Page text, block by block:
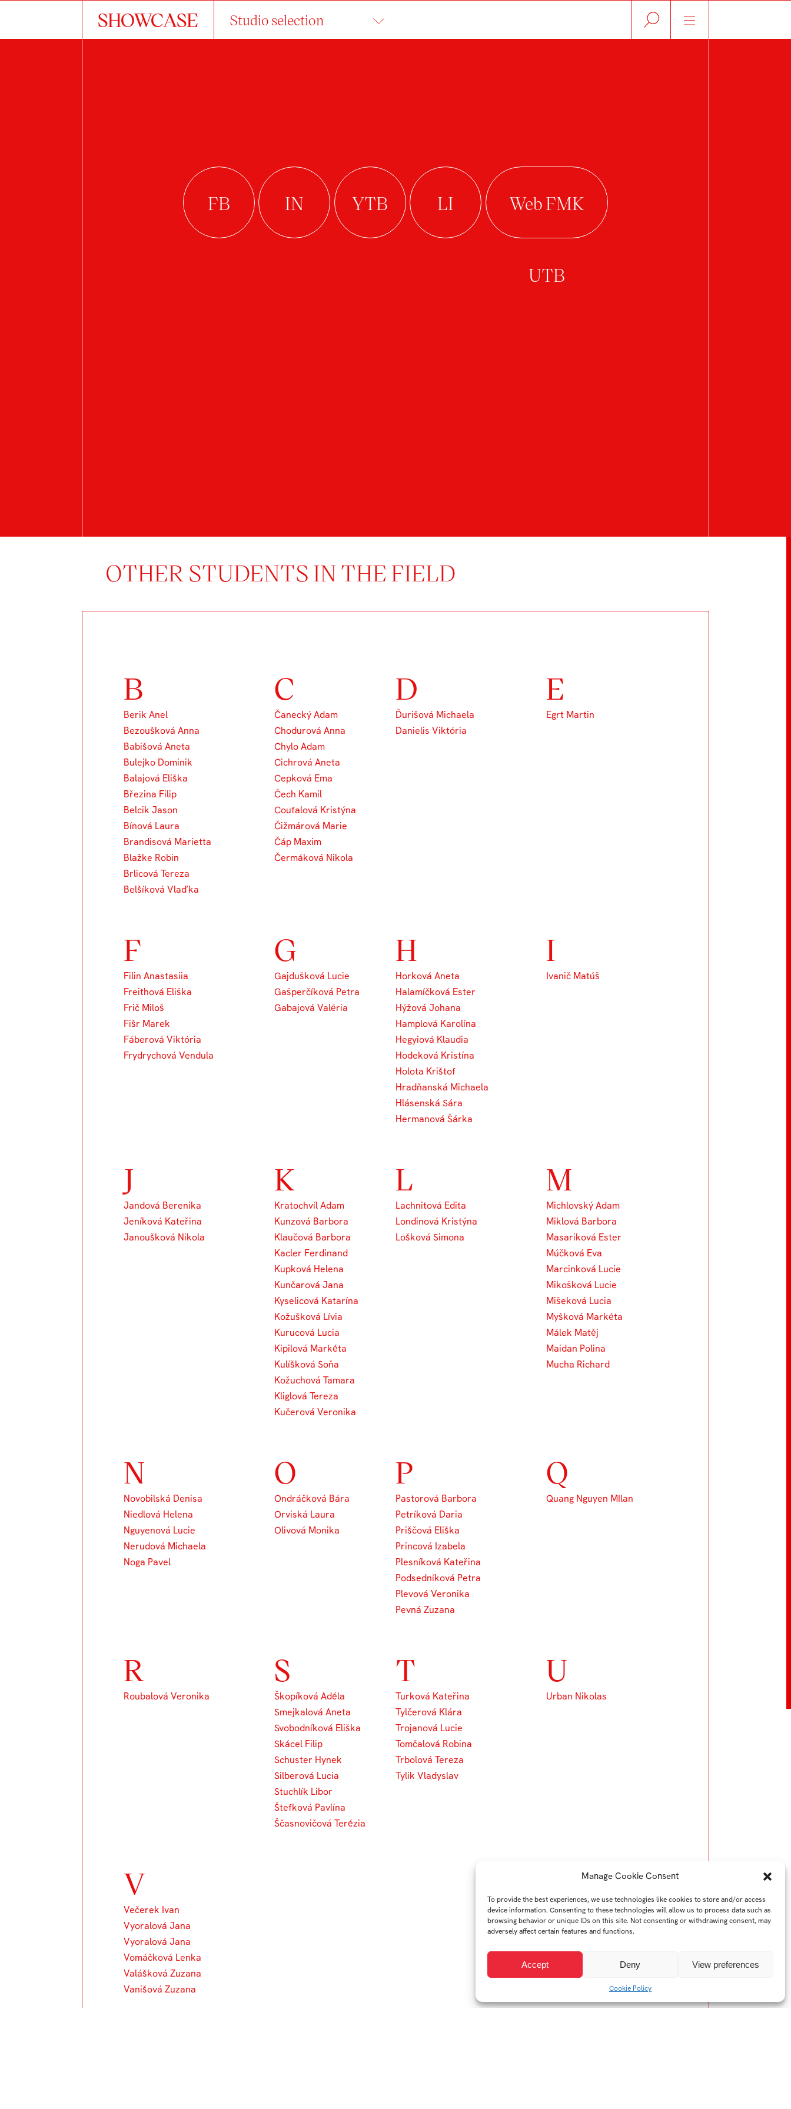
Manage Cookie Consent
To provide the best experiences, we use technologies like cookies to store and/or access
device information. Consenting to these technologies will allow us to process data such as
browsing behavior or unique IDs on this site. Not consenting or withdrawing consent, may
adversely affect certain features and functions.
Accept Deny View preferences
Cookie Policy
SHOWCASE Studio selection
OTHER STUDENTS IN THE FIELD
B
Berik Anel
Bezoušková Anna
Babišová Aneta
Bulejko Dominik
Balajová Eliška
Březina Filip
Belcik Jason
Bínová Laura
Brandisová Marietta
Blažke Robin
Brlicová Tereza
Belšíková Vlaďka
C
Čanecký Adam
Chodurová Anna
Chylo Adam
Cichrová Aneta
Cepková Ema
Čech Kamil
Coufalová Kristýna
Čižmárová Marie
Čáp Maxim
Čermáková Nikola
D
Ďurišová Michaela
Danielis Viktória
E
Egrt Martin
F
Filin Anastasiia
Freithová Eliška
Frič Miloš
Fišr Marek
Fáberová Viktória
Frydrychová Vendula
G
Gajdušková Lucie
Gašperčíková Petra
Gabajová Valéria
H
Horková Aneta
Halamíčková Ester
Hýžová Johana
Hamplová Karolína
Hegyiová Klaudia
Hodeková Kristína
Holota Krištof
Hradňanská Michaela
Hlásenská Sára
Hermanová Šárka
I
Ivanič Matúš
J
Jandová Berenika
Jeníková Kateřina
Janoušková Nikola
K
Kratochvíl Adam
Kunzová Barbora
Klaučová Barbora
Kacler Ferdinand
Kupková Helena
Kunčarová Jana
Kyselicová Katarína
Kožušková Lívia
Kurucová Lucia
Kipilová Markéta
Kulíšková Soňa
Kožuchová Tamara
Kliglová Tereza
Kučerová Veronika
L
Lachnitová Edita
Londinová Kristýna
Lošková Simona
M
Michlovský Adam
Miklová Barbora
Masariková Ester
Múčková Eva
Marcinková Lucie
Mikošková Lucie
Mišeková Lucia
Myšková Markéta
Málek Matěj
Maidan Polina
Mucha Richard
N
Novobilská Denisa
Niedlová Helena
Nguyenová Lucie
Nerudová Michaela
Noga Pavel
O
Ondráčková Bára
Orviská Laura
Olivová Monika
P
Pastorová Barbora
Petríková Daria
Priščová Eliška
Princová Izabela
Plesníková Kateřina
Podsedníková Petra
Plevová Veronika
Pevná Zuzana
Q
Quang Nguyen MIlan
R
Roubalová Veronika
S
Škopíková Adéla
Smejkalová Aneta
Svobodníková Eliška
Skácel Filip
Schuster Hynek
Silberová Lucia
Stuchlík Libor
Štefková Pavlína
Ščasnovičová Terézia
T
Turková Kateřina
Tylčerová Klára
Trojanová Lucie
Tomčalová Robina
Trbolová Tereza
Tylik Vladyslav
U
Urban Nikolas
V
Večerek Ivan
Vyoralová Jana
Vyoralová Jana
Vomáčková Lenka
Valášková Zuzana
Vanišová Zuzana